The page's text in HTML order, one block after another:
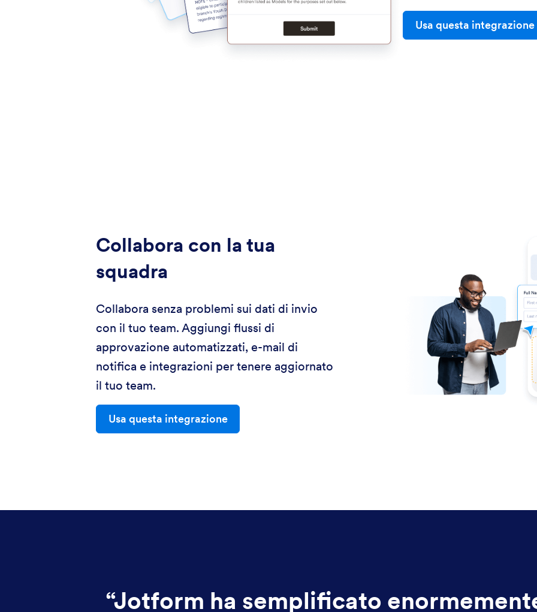
Usa questa integrazione
Collabora con la tua
squadra
Collabora senza problemi sui dati di invio
con il tuo team. Aggiungi flussi di
approvazione automatizzati, e-mail di
notifica e integrazioni per tenere aggiornato
il tuo team.
Usa questa integrazione
“Jotform ha semplificato